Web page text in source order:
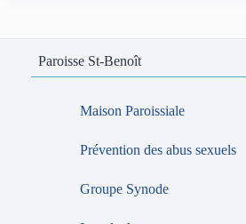
Paroisse St-Benoît
Maison Paroissiale
Prévention des abus sexuels
Groupe Synode